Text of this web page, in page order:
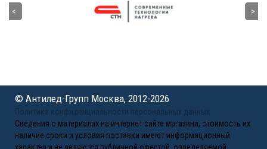
© Антилед-Групп Москва, 2012-2026
Политика конфиденциальности персональных данных
Сведения о материалах на интернет сайте магазина, стоимость их
наличие сроки и условия поставки имеют информационный